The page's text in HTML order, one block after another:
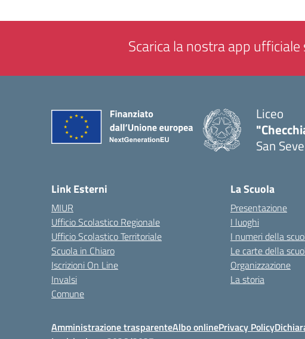
Scarica la nostra app ufficiale
Liceo
San
Link Esterni
MIUR
Ufficio Scolastico Regionale
Ufficio Scolastico Territoriale
Scuola in Chiaro
Iscrizioni On Line
Invalsi
Comune
La Scuola
Presentazione
I luoghi
I numeri della
Le carte della
Organizzazione
La storia
Amministrazione trasparenteAlbo onlinePrivacy Policy